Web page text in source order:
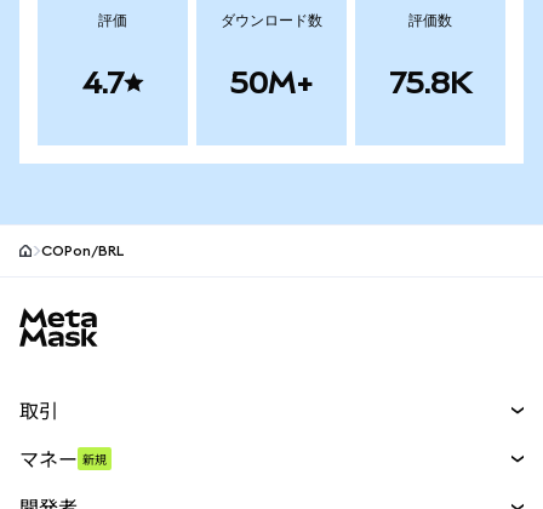
評価
4.7
ダウンロード数
50M+
評価数
75.8K
COPon/BRL
取引
マネー 新規